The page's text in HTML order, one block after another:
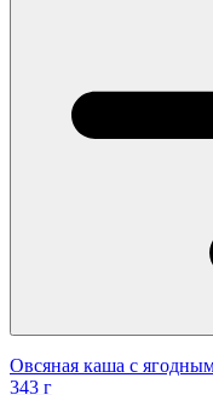
Овсяная каша с
343 г